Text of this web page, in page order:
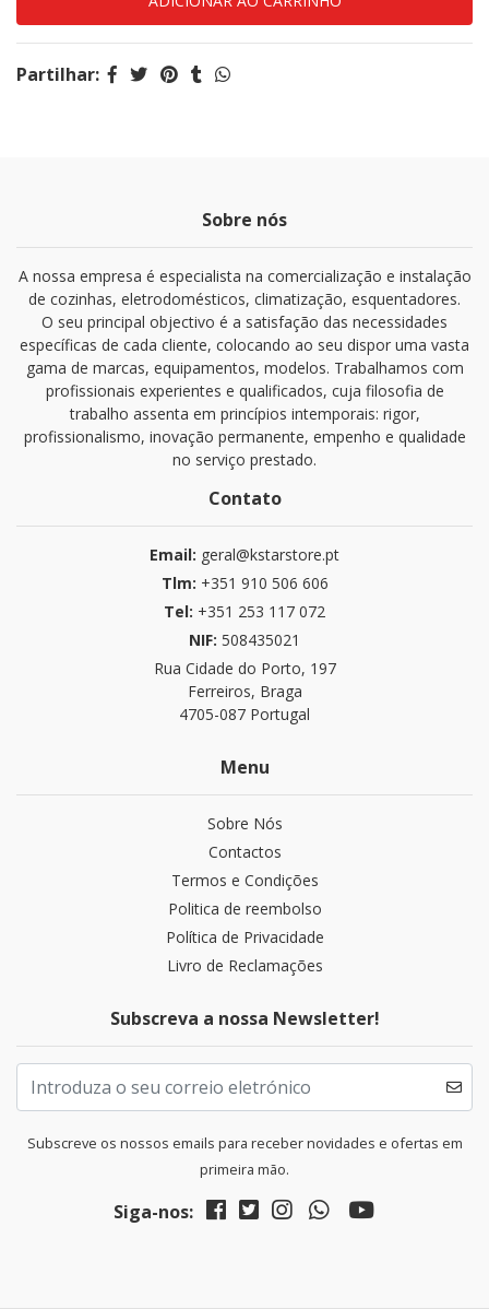
Partilhar:
Sobre nós
A nossa empresa é especialista na comercialização e instalação
de cozinhas, eletrodomésticos, climatização, esquentadores.
O seu principal objectivo é a satisfação das necessidades
específicas de cada cliente, colocando ao seu dispor uma vasta
gama de marcas, equipamentos, modelos. Trabalhamos com
profissionais experientes e qualificados, cuja filosofia de
trabalho assenta em princípios intemporais: rigor,
profissionalismo, inovação permanente, empenho e qualidade
no serviço prestado.
Contato
Email: geral@kstarstore.pt
Tlm: +351 910 506 606
Tel: +351 253 117 072
NIF: 508435021
Rua Cidade do Porto, 197
Ferreiros, Braga
4705-087 Portugal
Menu
Sobre Nós
Contactos
Termos e Condições
Politica de reembolso
Política de Privacidade
Livro de Reclamações
Subscreva a nossa Newsletter!
Subscreve os nossos emails para receber novidades e ofertas em
primeira mão.
Siga-nos: